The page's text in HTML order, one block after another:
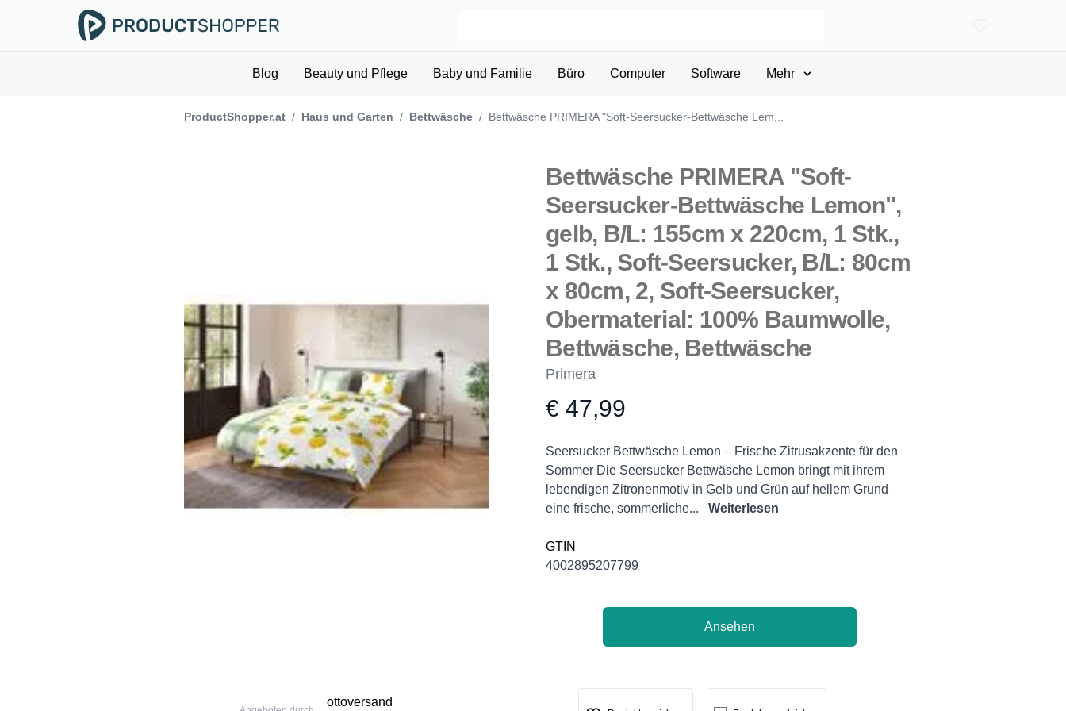
Blog Beauty und Pflege Baby und Familie Büro Computer Software Mehr
ProductShopper.at / Haus und Garten / Bettwäsche / Bettwäsche PRIMERA "Soft-Seersucker-Bettwäsche Lem...
Bettwäsche PRIMERA "Soft-
Seersucker-Bettwäsche Lemon",
gelb, B/L: 155cm x 220cm, 1 Stk.,
1 Stk., Soft-Seersucker, B/L: 80cm
x 80cm, 2, Soft-Seersucker,
Obermaterial: 100% Baumwolle,
Bettwäsche, Bettwäsche
Primera
Product information
€ 47,99
Description
Seersucker Bettwäsche Lemon – Frische Zitrusakzente für den
Sommer Die Seersucker Bettwäsche Lemon bringt mit ihrem
lebendigen Zitronenmotiv in Gelb und Grün auf hellem Grund
eine frische, sommerliche...
Weiterlesen
GTIN
4002895207799
Ansehen
ottoversand